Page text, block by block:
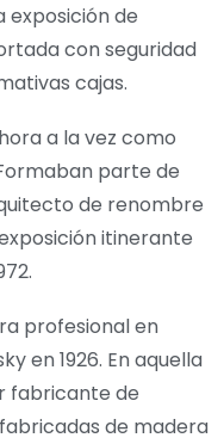
exposición de
con seguridad
cajas.
a la vez como
parte de
de renombre
itinerante
profesional en
en 1926. En aquella
fabricante de
de madera